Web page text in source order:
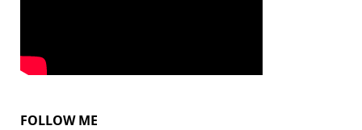
FOLLOW ME